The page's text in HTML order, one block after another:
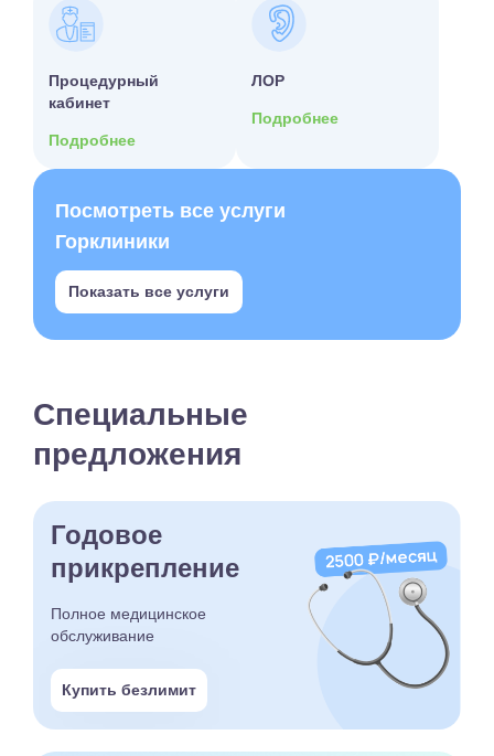
Процедурный
кабинет
Подробнее
ЛОР
Подробнее
Посмотреть все услуги
Горклиники
Показать все услуги
Специальные
предложения
Годовое
прикрепление
Полное медицинское
обслуживание
Купить безлимит